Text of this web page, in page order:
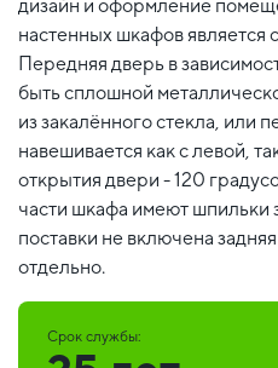
дизайн и оформление
настенных шкафов является
Передняя дверь в
быть сплошной
из закалённого стекла, или
навешивается как с левой,
открытия двери - 120
части шкафа имеют шпильки
поставки не включена
отдельно.
Срок службы: